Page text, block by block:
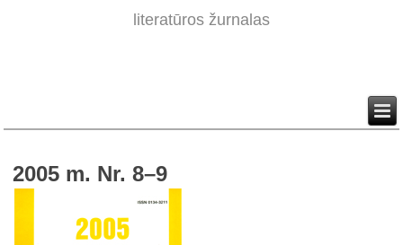
literatūros žurnalas
2005 m. Nr. 8–9